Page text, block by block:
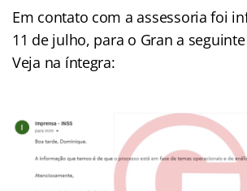
Em contato com a assessoria foi
11 de julho, para o Gran a
Veja na íntegra: